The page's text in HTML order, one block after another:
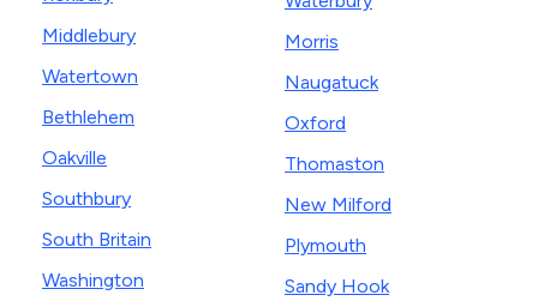
Middlebury
Watertown
Bethlehem
Oakville
Southbury
South Britain
Washington
Morris
Naugatuck
Oxford
Thomaston
New Milford
Plymouth
Sandy Hook